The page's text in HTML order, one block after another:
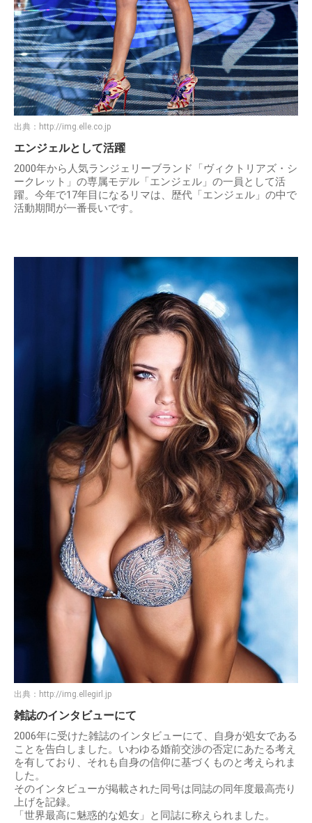
出典： http://img.elle.co.jp
エンジェルとして活躍
2000年から人気ランジェリーブランド「ヴィクトリアズ・シ
ークレット」の専属モデル「エンジェル」の一員として活
躍。今年で17年目になるリマは、歴代「エンジェル」の中で
活動期間が一番長いです。
出典： http://img.ellegirl.jp
雑誌のインタビューにて
2006年に受けた雑誌のインタビューにて、自身が処女である
ことを告白しました。いわゆる婚前交渉の否定にあたる考え
を有しており、それも自身の信仰に基づくものと考えられま
した。
そのインタビューが掲載された同号は同誌の同年度最高売り
上げを記録。
「世界最高に魅惑的な処女」と同誌に称えられました。